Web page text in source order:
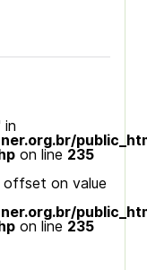
in
on line 235
offset on value
on line 235